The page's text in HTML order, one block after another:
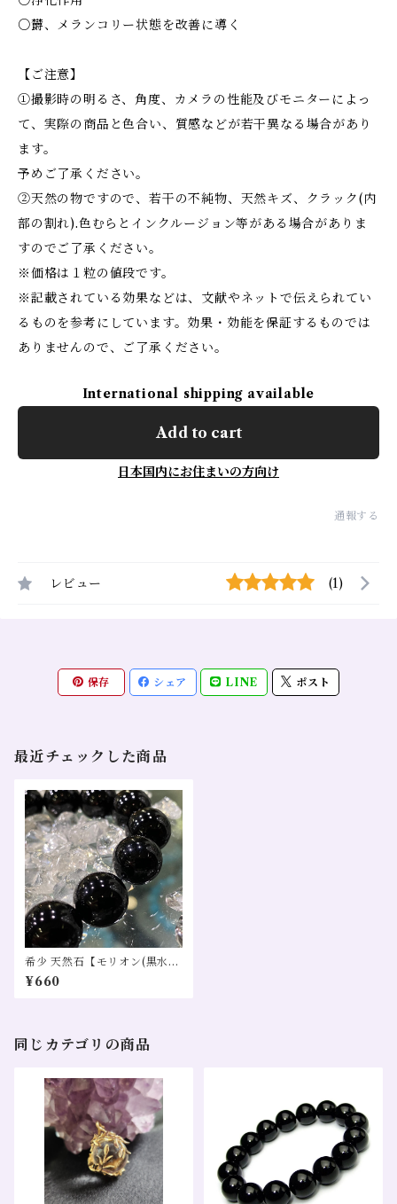
○欝、メランコリー状態を改善に導く
【ご注意】
①撮影時の明るさ、角度、カメラの性能及びモニターによっ
て、実際の商品と色合い、質感などが若干異なる場合があり
ます。
予めご了承ください。
②天然の物ですので、若干の不純物、天然キズ、クラック(内
部の割れ).色むらとインクルージョン等がある場合がありま
すのでご了承ください。
※価格は１粒の値段です。
※記載されている効果などは、文献やネットで伝えられてい
るものを参考にしています。効果・効能を保証するものでは
ありませんので、ご了承ください。
International shipping available
Add to cart
日本国内にお住まいの方向け
通報する
レビュー (1)
保存 シェア LINE ポスト
最近チェックした商品
希少 天然石【モリオン(黒水
晶)】直径10㎜ １粒売り
¥660
同じカテゴリの商品